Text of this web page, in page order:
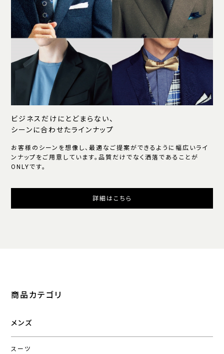
ビジネスだけにとどまらない、
シーンに合わせたラインナップ
お客様のシーンを想像し、最適なご提案ができるように幅広いライ
ンナップをご用意しています。品質だけでなく洒落であることが
ONLYです。
詳細はこちら
商品カテゴリ
メンズ
スーツ